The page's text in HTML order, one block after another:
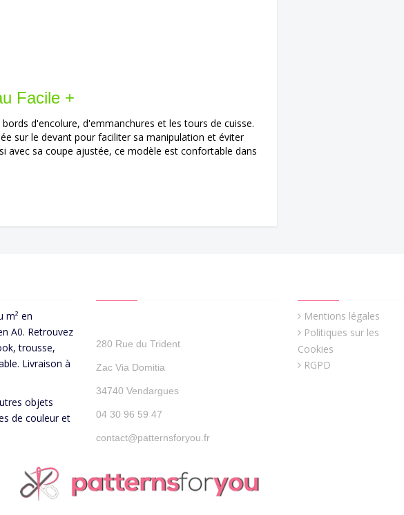
Facile +
d'encolure, d'emmanchures et les tours de cuisse.
sur le devant pour faciliter sa manipulation et éviter
avec sa coupe ajustée, ce modèle est confortable dans
m² en
A0. Retrouvez
trousse,
Livraison à
objets
de couleur et
280 Rue du Trident
Zac Via Domitia
34740 Vendargues
04 30 96 59 47
contact@patternsforyou.fr
Mentions légales
Politiques sur les
Cookies
RGPD